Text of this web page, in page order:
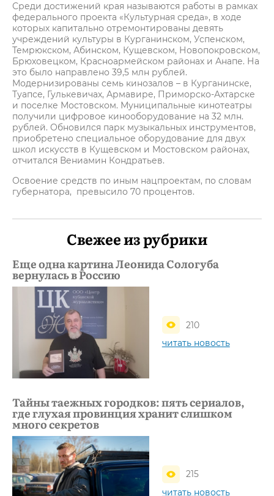
Среди достижений края называются работы в рамках
федерального проекта «Культурная среда», в ходе
которых капитально отремонтированы девять
учреждений культуры в Курганинском, Успенском,
Темрюкском, Абинском, Кущевском, Новопокровском,
Брюховецком, Красноармейском районах и Анапе. На
это было направлено 39,5 млн рублей.
Модернизированы семь кинозалов – в Курганинске,
Туапсе, Гулькевичах, Армавире, Приморско-Ахтарске
и поселке Мостовском. Муниципальные кинотеатры
получили цифровое кинооборудование на 32 млн.
рублей. Обновился парк музыкальных инструментов,
приобретено специальное оборудование для двух
школ искусств в Кущевском и Мостовском районах,
отчитался Вениамин Кондратьев.
Освоение средств по иным нацпроектам, по словам
губернатора, превысило 70 процентов.
Свежее из рубрики
Еще одна картина Леонида Сологуба
вернулась в Россию
210
читать новость
Тайны таежных городков: пять сериалов,
где глухая провинция хранит слишком
много секретов
215
читать новость